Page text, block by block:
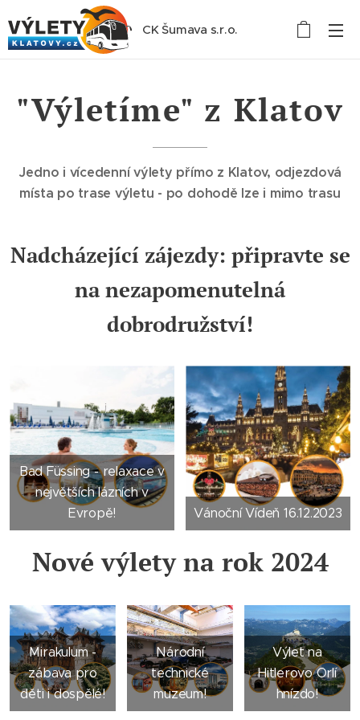
CK Šumava s.r.o.
"Výletíme" z Klatov
Jedno i vícedenní výlety přímo z Klatov, odjezdová
místa po trase výletu - po dohodě lze i mimo trasu
Nadcházející zájezdy: připravte se
na nezapomenutelná
dobrodružství!
Bad Füssing - relaxace v
největších lázních v
Evropě!
Vánoční Vídeň 16.12.2023
Nové výlety na rok 2024
Mirakulum -
zábava pro
děti i dospělé!
Národní
technické
muzeum!
Výlet na
Hitlerovo Orlí
hnízdo!